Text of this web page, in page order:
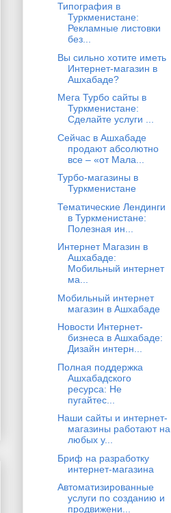
Типография в
Туркменистане:
Рекламные листовки
без...
Вы сильно хотите иметь
Интернет-магазин в
Ашхабаде?
Мега Турбо сайты в
Туркменистане:
Сделайте услуги ...
Сейчас в Ашхабаде
продают абсолютно
все – «от Мала...
Турбо-магазины в
Туркменистане
Тематические Лендинги
в Туркменистане:
Полезная ин...
Интернет Магазин в
Ашхабаде:
Мобильный интернет
ма...
Мобильный интернет
магазин в Ашхабаде
Новости Интернет-
бизнеса в Ашхабаде:
Дизайн интерн...
Полная поддержка
Ашхабадского
ресурса: Не
пугайтес...
Наши сайты и интернет-
магазины работают на
любых у...
Бриф на разработку
интернет-магазина
Автоматизированные
услуги по созданию и
продвижени...